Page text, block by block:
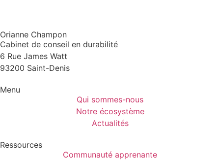
Orianne Champon
Cabinet de conseil en durabilité
6 Rue James Watt
93200 Saint-Denis
Menu
Qui sommes-nous
Notre écosystème
Actualités
Ressources
Communauté apprenante